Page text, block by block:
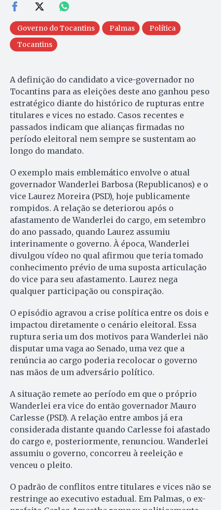
Governo do Tocantins Palmas
Política
Tocantins
A definição do candidato a vice-governador no
Tocantins para as eleições deste ano ganhou peso
estratégico diante do histórico de rupturas entre
titulares e vices no estado. Casos recentes e
passados indicam que alianças firmadas no
período eleitoral nem sempre se sustentam ao
longo do mandato.
O exemplo mais emblemático envolve o atual
governador Wanderlei Barbosa (Republicanos) e o
vice Laurez Moreira (PSD), hoje publicamente
rompidos. A relação se deteriorou após o
afastamento de Wanderlei do cargo, em setembro
do ano passado, quando Laurez assumiu
interinamente o governo. À época, Wanderlei
divulgou vídeo no qual afirmou que teria tomado
conhecimento prévio de uma suposta articulação
do vice para seu afastamento. Laurez nega
qualquer participação ou conspiração.
O episódio agravou a crise política entre os dois e
impactou diretamente o cenário eleitoral. Essa
ruptura seria um dos motivos para Wanderlei não
disputar uma vaga ao Senado, uma vez que a
renúncia ao cargo poderia recolocar o governo
nas mãos de um adversário político.
A situação remete ao período em que o próprio
Wanderlei era vice do então governador Mauro
Carlesse (PSD). A relação entre ambos já era
considerada distante quando Carlesse foi afastado
do cargo e, posteriormente, renunciou. Wanderlei
assumiu o governo, concorreu à reeleição e
venceu o pleito.
O padrão de conflitos entre titulares e vices não se
restringe ao executivo estadual. Em Palmas, o ex-